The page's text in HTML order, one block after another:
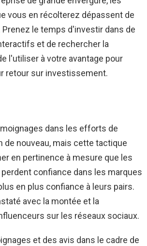
vous en récolterez dépassent de
Prenez le temps d'investir dans de
et de rechercher la
l'utiliser à votre avantage pour
retour sur investissement.
dans les efforts de
de nouveau, mais cette tactique
en pertinence à mesure que les
confiance dans les marques
en plus confiance à leurs pairs.
avec la montée et la
sur les réseaux sociaux.
et des avis dans le cadre de